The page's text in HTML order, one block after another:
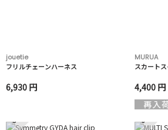
jouetie
フリルチェーンハーネス
6,930 円
MURUA
スカート
4,400 円
5 6